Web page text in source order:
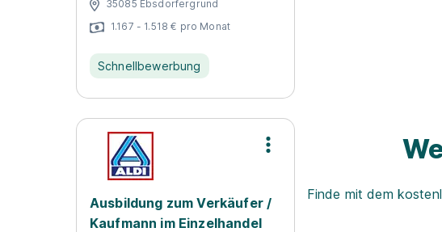
35085 Ebsdorfergrund
1.167 - 1.518 € pro Monat
Schnellbewerbung
Ausbildung zum Verkäufer /
Kaufmann im Einzelhandel
Finde mit dem